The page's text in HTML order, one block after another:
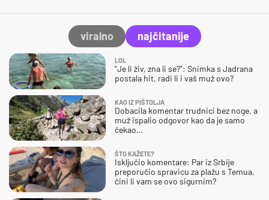
viralno najčitanije
LOL
"Je li živ, zna li se?": Snimka s Jadrana
postala hit, radi li i vaš muž ovo?
KAO IZ PIŠTOLJA
Dobacila komentar trudnici bez noge, a
muž ispalio odgovor kao da je samo
čekao…
ŠTO KAŽETE?
Isključio komentare: Par iz Srbije
preporučio spravicu za plažu s Temua,
čini li vam se ovo sigurnim?